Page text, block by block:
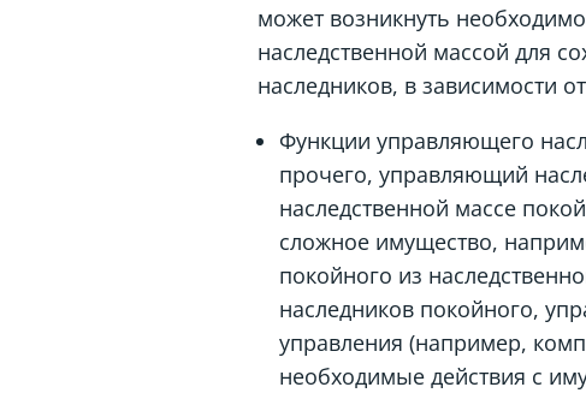
может возникнуть
наследственной массой для
наследников, в зависимости
Функции управляющего
прочего, управляющий
наследственной массе
сложное имущество,
покойного из
наследников покойного,
управления (например,
необходимые действия с